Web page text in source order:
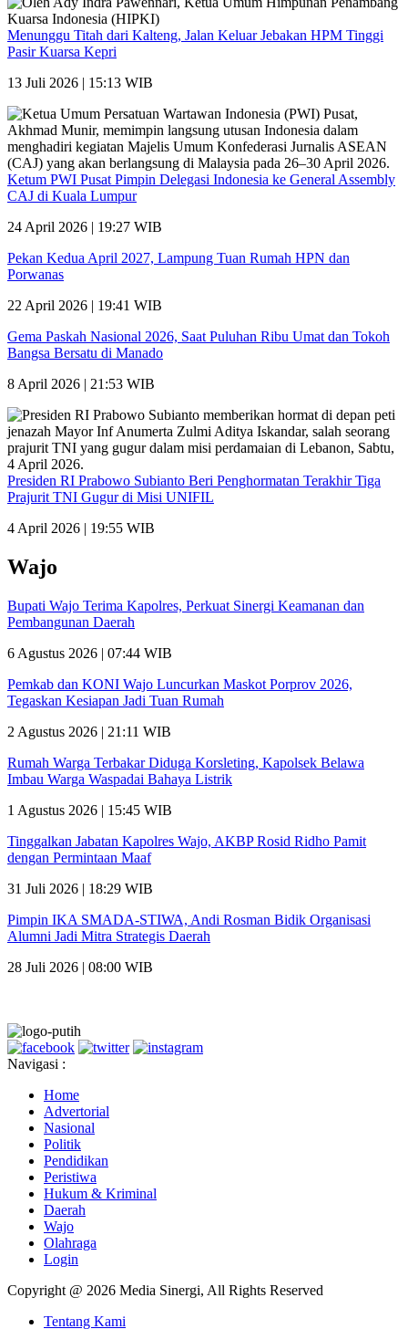
Menunggu Titah dari Kalteng, Jalan Keluar Jebakan HPM Tinggi
Pasir Kuarsa Kepri
13 Juli 2026 | 15:13 WIB
Ketum PWI Pusat Pimpin Delegasi Indonesia ke General Assembly
CAJ di Kuala Lumpur
24 April 2026 | 19:27 WIB
Pekan Kedua April 2027, Lampung Tuan Rumah HPN dan
Porwanas
22 April 2026 | 19:41 WIB
Gema Paskah Nasional 2026, Saat Puluhan Ribu Umat dan Tokoh
Bangsa Bersatu di Manado
8 April 2026 | 21:53 WIB
Presiden RI Prabowo Subianto Beri Penghormatan Terakhir Tiga
Prajurit TNI Gugur di Misi UNIFIL
4 April 2026 | 19:55 WIB
Wajo
Bupati Wajo Terima Kapolres, Perkuat Sinergi Keamanan dan
Pembangunan Daerah
6 Agustus 2026 | 07:44 WIB
Pemkab dan KONI Wajo Luncurkan Maskot Porprov 2026,
Tegaskan Kesiapan Jadi Tuan Rumah
2 Agustus 2026 | 21:11 WIB
Rumah Warga Terbakar Diduga Korsleting, Kapolsek Belawa
Imbau Warga Waspadai Bahaya Listrik
1 Agustus 2026 | 15:45 WIB
Tinggalkan Jabatan Kapolres Wajo, AKBP Rosid Ridho Pamit
dengan Permintaan Maaf
31 Juli 2026 | 18:29 WIB
Pimpin IKA SMADA-STIWA, Andi Rosman Bidik Organisasi
Alumni Jadi Mitra Strategis Daerah
28 Juli 2026 | 08:00 WIB
Navigasi :
Home
Advertorial
Nasional
Politik
Pendidikan
Peristiwa
Hukum & Kriminal
Daerah
Wajo
Olahraga
Login
Copyright @ 2026 Media Sinergi, All Rights Reserved
Tentang Kami